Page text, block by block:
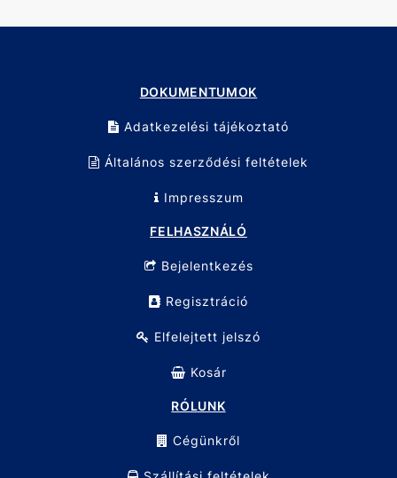
DOKUMENTUMOK
Adatkezelési tájékoztató
Általános szerződési feltételek
Impresszum
FELHASZNÁLÓ
Bejelentkezés
Regisztráció
Elfelejtett jelszó
Kosár
RÓLUNK
Cégünkről